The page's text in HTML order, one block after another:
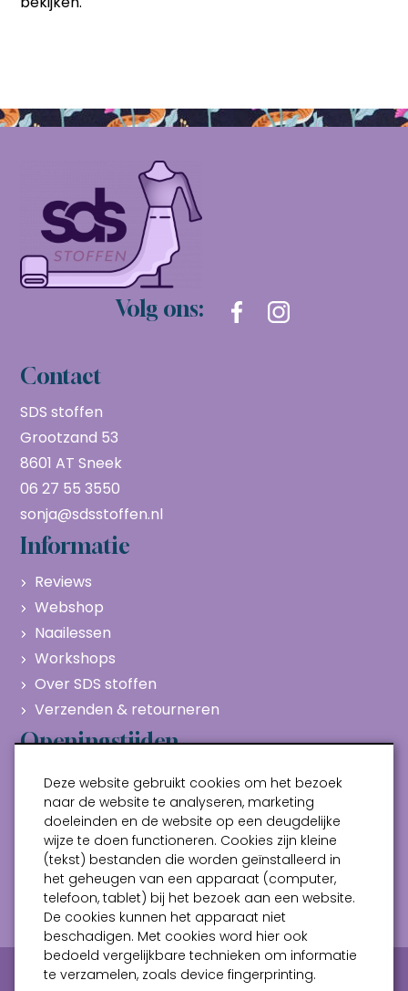
Volg ons:
Contact
SDS stoffen
Grootzand 53
8601 AT Sneek
06 27 55 3550
sonja@sdsstoffen.nl
Informatie
Reviews
Webshop
Naailessen
Workshops
Over SDS stoffen
Verzenden & retourneren
Openingstijden
Maandag
Gesloten
Dinsdag
10:00 - 17:00
Woensdag
10:00 - 17:00
Donderdag
10:00 - 17:00
Vrijdag
10:00 - 17:00
Zaterdag
10:00 - 17:00
Privacy verklaring Algemene voorwaarden
Deze website gebruikt cookies om het bezoek
naar de website te analyseren, marketing
doeleinden en de website op een deugdelijke
wijze te doen functioneren. Cookies zijn kleine
(tekst) bestanden die worden geïnstalleerd in
het geheugen van een apparaat (computer,
telefoon, tablet) bij het bezoek aan een website.
De cookies kunnen het apparaat niet
beschadigen. Met cookies word hier ook
bedoeld vergelijkbare technieken om informatie
te verzamelen, zoals device fingerprinting.